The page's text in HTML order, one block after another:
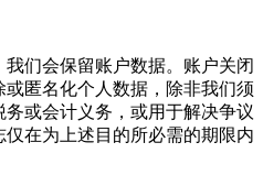
们会保留账户数据。账户关闭
匿名化个人数据，除非我们须
或会计义务，或用于解决争议
在为上述目的所必需的期限内